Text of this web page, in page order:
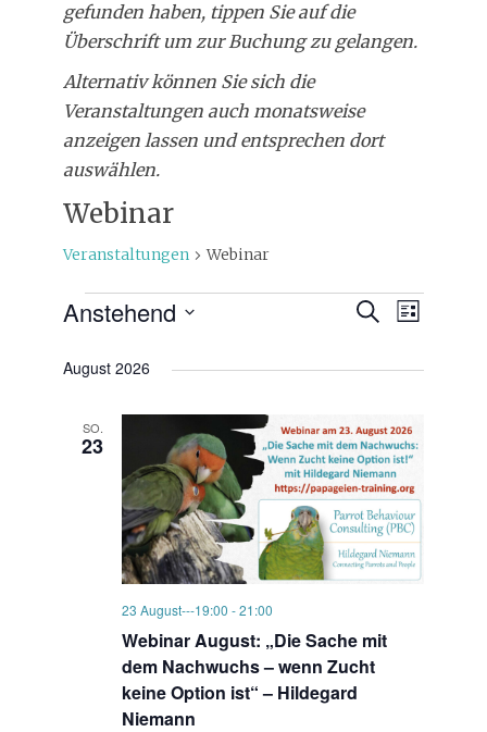
gefunden haben, tippen Sie auf die
Überschrift um zur Buchung zu gelangen.
Alternativ können Sie sich die
Veranstaltungen auch monatsweise
anzeigen lassen und entsprechen dort
auswählen.
Webinar
Veranstaltungen Webinar
Veranstaltungen SucheListe
Anstehend
wählen.
August 2026
SO.
23
Webinar August: „Die Sache mit
dem Nachwuchs – wenn Zucht
keine Option ist“ – Hildegard
Niemann
23 August---19:00 -21:00